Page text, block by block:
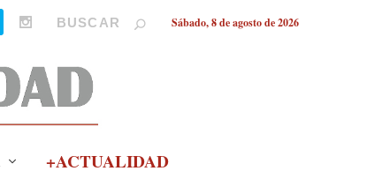
Sábado, 8 de agosto de 2026
+ACTUALIDAD
PUBLICIDAD